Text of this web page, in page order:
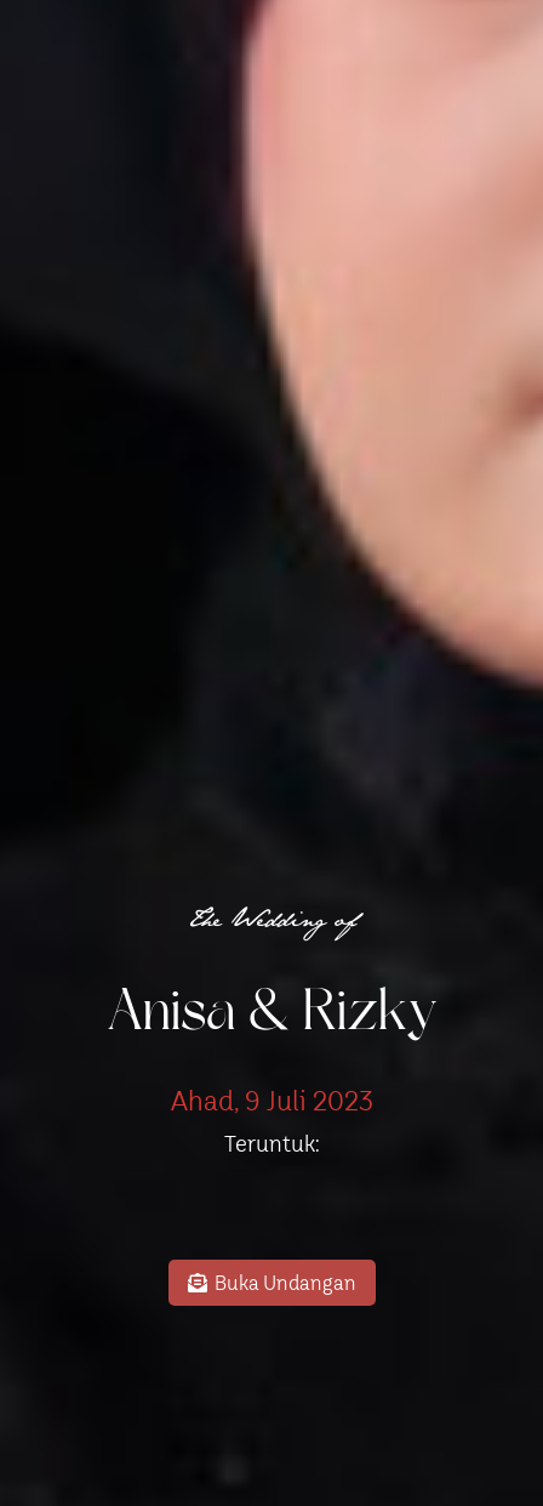
The Wedding of
Anisa & Rizky
Ahad, 9 Juli 2023
Teruntuk:
Buka Undangan